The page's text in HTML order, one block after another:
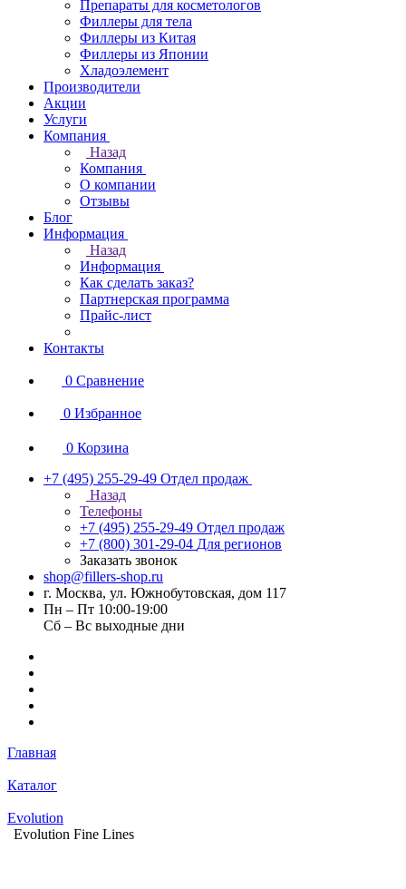
Препараты для косметологов
Филлеры для тела
Филлеры из Китая
Филлеры из Японии
Хладоэлемент
Производители
Акции
Услуги
Компания
Назад
Компания
О компании
Отзывы
Блог
Информация
Назад
Информация
Как сделать заказ?
Партнерская программа
Прайс-лист
Контакты
0 Сравнение
0 Избранное
0 Корзина
+7 (495) 255-29-49 Отдел продаж
Назад
Телефоны
+7 (495) 255-29-49 Отдел продаж
+7 (800) 301-29-04 Для регионов
Заказать звонок
shop@fillers-shop.ru
г. Москва, ул. Южнобутовская, дом 117
Пн – Пт 10:00-19:00
Сб – Вс выходные дни
Главная
Каталог
Evolution
Evolution Fine Lines